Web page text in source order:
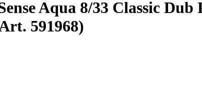
Aqua 8/33 Classic
591968)